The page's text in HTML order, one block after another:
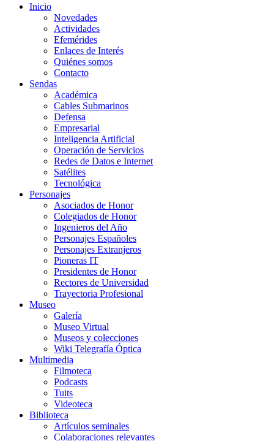
Inicio
Novedades
Actividades
Efemérides
Enlaces de Interés
Quiénes somos
Contacto
Sendas
Académica
Cables Submarinos
Defensa
Empresarial
Inteligencia Artificial
Operación de Servicios
Redes de Datos e Internet
Satélites
Tecnológica
Personajes
Asociados de Honor
Colegiados de Honor
Ingenieros del Año
Personajes Españoles
Personajes Extranjeros
Pioneras IT
Presidentes de Honor
Rectores de Universidad
Trayectoria Profesional
Museo
Galería
Museo Virtual
Museos y colecciones
Wiki Telegrafía Óptica
Multimedia
Filmoteca
Podcasts
Tuits
Videoteca
Biblioteca
Artículos seminales
Colaboraciones relevantes